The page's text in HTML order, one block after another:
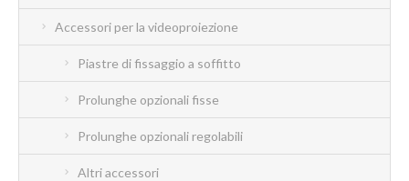
Accessori per la videoproiezione
Piastre di fissaggio a soffitto
Prolunghe opzionali fisse
Prolunghe opzionali regolabili
Altri accessori